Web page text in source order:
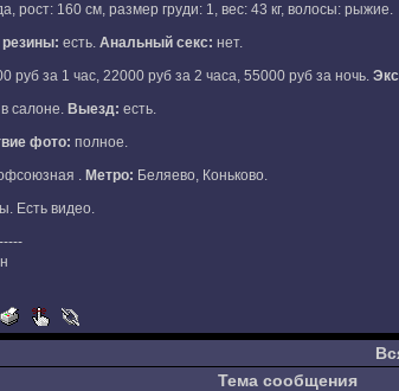
рост: 160 см, размер груди: 1, вес: 43 кг, волосы: рыжие.
резины: есть. Анальный секс: нет.
руб за 1 час, 22000 руб за 2 часа, 55000 руб за ночь.
в салоне. Выезд: есть.
фото: полное.
. Метро: Беляево, Коньково.
Есть видео.
Тема сообщения